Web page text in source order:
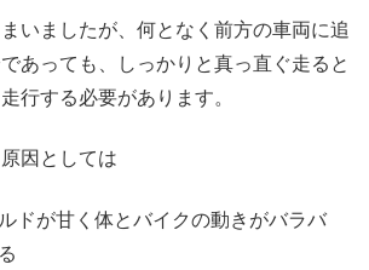
いましたが、何となく前方の車両に追
あっても、しっかりと真っ直ぐ走ると
行する必要があります。
因としては
ドが甘く体とバイクの動きがバラバ